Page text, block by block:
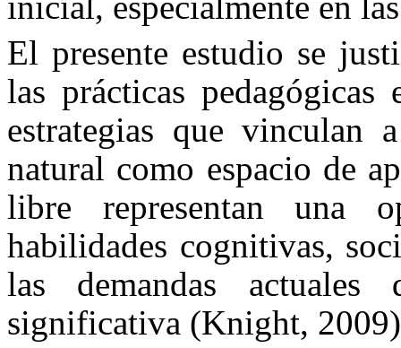
El presente estudio se
las prácticas
estrategias que vinculan
natural como espacio de
libre representan una
habilidades cognitivas,
las demandas
significativa (Knight,